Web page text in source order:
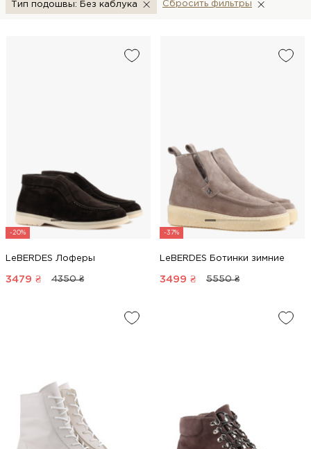
Тип подошвы: Без каблука Сбросить фильтры
-20%
LeBERDES Лоферы
3479 ₴ 4350 ₴
-37%
LeBERDES Ботинки зимние
3499 ₴ 5550 ₴